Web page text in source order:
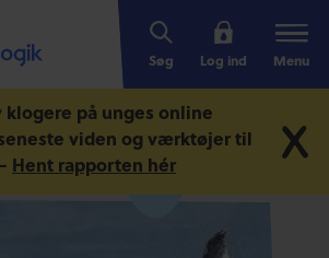
Søg Log ind Menu
klogere på unges online
viden og værktøjer til
Hent rapporten hér